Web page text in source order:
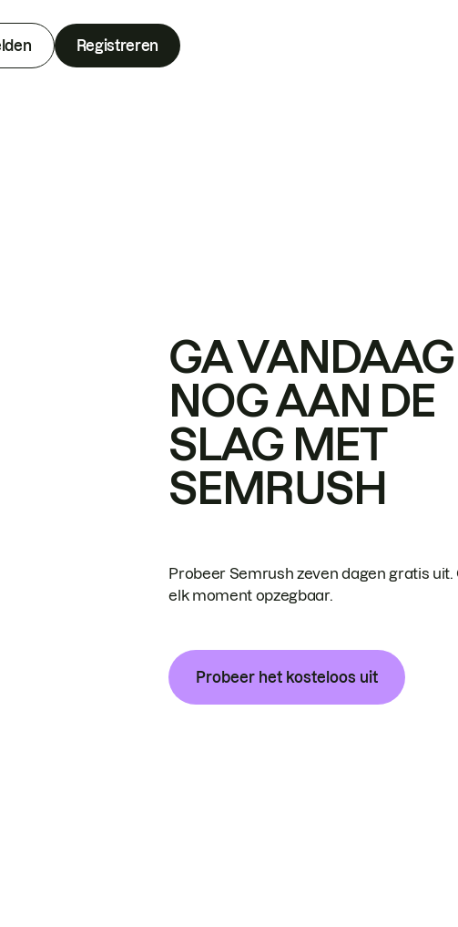
Registreren
GA VANDAAG
NOG AAN DE
SLAG MET
SEMRUSH
Probeer Semrush zeven dagen gratis uit.
elk moment opzegbaar.
Probeer het kosteloos uit